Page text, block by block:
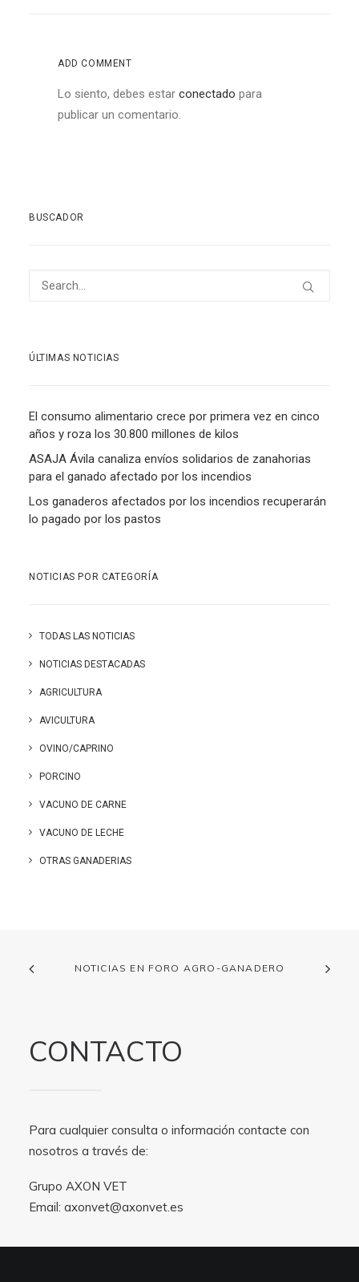
ADD COMMENT
Lo siento, debes estar conectado para
publicar un comentario.
BUSCADOR
ÚLTIMAS NOTICIAS
El consumo alimentario crece por primera vez en cinco
años y roza los 30.800 millones de kilos
ASAJA Ávila canaliza envíos solidarios de zanahorias
para el ganado afectado por los incendios
Los ganaderos afectados por los incendios recuperarán
lo pagado por los pastos
NOTICIAS POR CATEGORÍA
TODAS LAS NOTICIAS
NOTICIAS DESTACADAS
AGRICULTURA
AVICULTURA
OVINO/CAPRINO
PORCINO
VACUNO DE CARNE
VACUNO DE LECHE
OTRAS GANADERIAS
NOTICIAS EN FORO AGRO-GANADERO
CONTACTO
Para cualquier consulta o información contacte con
nosotros a través de:
Grupo AXON VET
Email: axonvet@axonvet.es